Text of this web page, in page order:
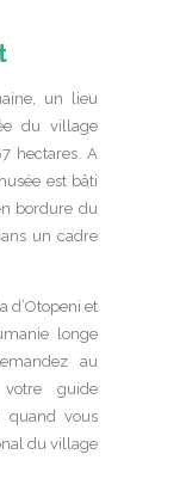
un lieu
du village
hectares. A
est bâti
bordure du
un cadre
d’Otopeni et
longe
au
guide
quand vous
du village